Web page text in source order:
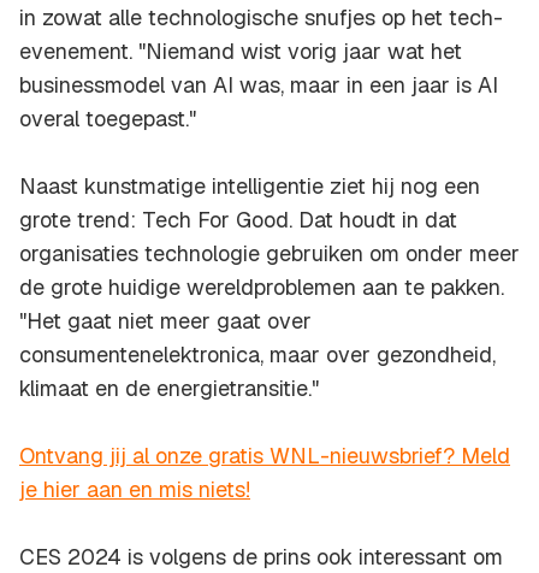
in zowat alle technologische snufjes op het tech-
evenement. "Niemand wist vorig jaar wat het
businessmodel van AI was, maar in een jaar is AI
overal toegepast."
Naast kunstmatige intelligentie ziet hij nog een
grote trend: Tech For Good. Dat houdt in dat
organisaties technologie gebruiken om onder meer
de grote huidige wereldproblemen aan te pakken.
"Het gaat niet meer gaat over
consumentenelektronica, maar over gezondheid,
klimaat en de energietransitie."
Ontvang jij al onze gratis WNL-nieuwsbrief? Meld
je hier aan en mis niets!
CES 2024 is volgens de prins ook interessant om